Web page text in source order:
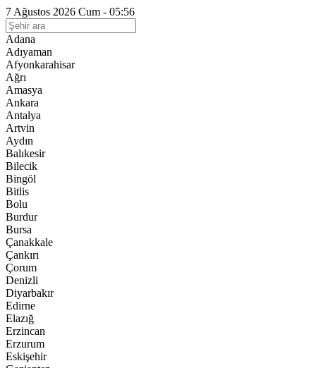
7 Ağustos 2026 Cum - 05:56
Adana
Adıyaman
Afyonkarahisar
Ağrı
Amasya
Ankara
Antalya
Artvin
Aydın
Balıkesir
Bilecik
Bingöl
Bitlis
Bolu
Burdur
Bursa
Çanakkale
Çankırı
Çorum
Denizli
Diyarbakır
Edirne
Elazığ
Erzincan
Erzurum
Eskişehir